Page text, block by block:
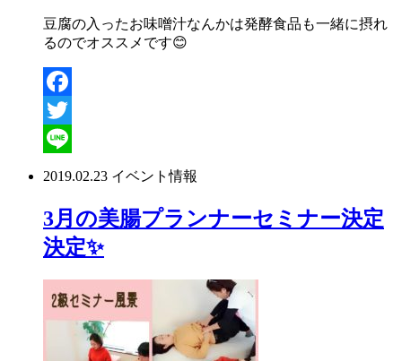
豆腐の入ったお味噌汁なんかは発酵食品も一緒に摂れ
るのでオススメです😊
Facebook
Twitter
Line
2019.02.23 イベント情報
3月の美腸プランナーセミナー決定
決定✨